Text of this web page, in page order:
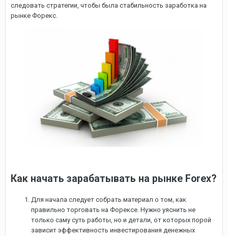
следовать стратегии, чтобы была стабильность заработка на
рынке Форекс.
Как начать зарабатывать на рынке Forex?
Для начала следует собрать материал о том, как
правильно торговать на Форексе. Нужно уяснить не
только саму суть работы, но и детали, от которых порой
зависит эффективность инвестирования денежных